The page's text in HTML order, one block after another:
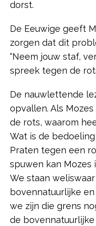
dorst.
De Eeuwige geeft
zorgen dat dit
“Neem jouw staf,
spreek tegen de
De nauwlettende
opvallen. Als
de rots, waarom
Wat is de
Praten tegen een
spuwen kan Mozes
We staan
bovennatuurlijke
we zijn die grens
de